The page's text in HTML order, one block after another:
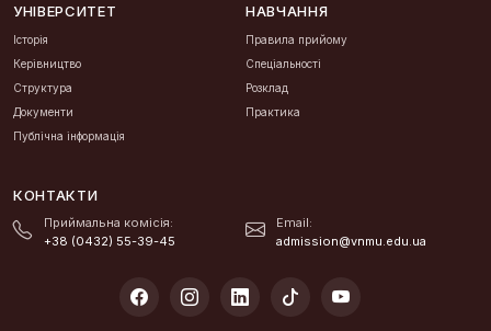
УНІВЕРСИТЕТ
Історія
Керівництво
Структура
Документи
Публічна інформація
НАВЧАННЯ
Правила прийому
Спеціальності
Розклад
Практика
КОНТАКТИ
Приймальна комісія:
+38 (0432) 55-39-45
Email:
admission@vnmu.edu.ua